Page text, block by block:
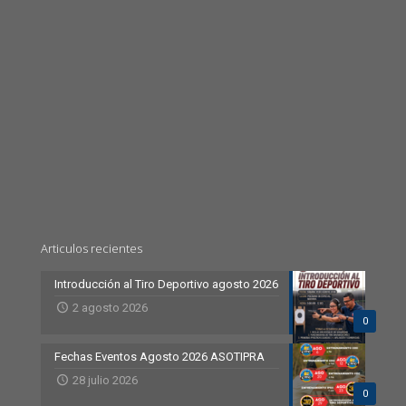
Articulos recientes
0
Introducción al Tiro Deportivo agosto 2026
2 agosto 2026
0
Fechas Eventos Agosto 2026 ASOTIPRA
28 julio 2026